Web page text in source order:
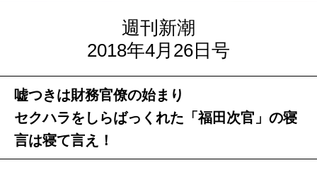
週刊新潮
2018年4月26日号
嘘つきは財務官僚の始まり
セクハラをしらばっくれた「福田次官」の寝
言は寝て言え！